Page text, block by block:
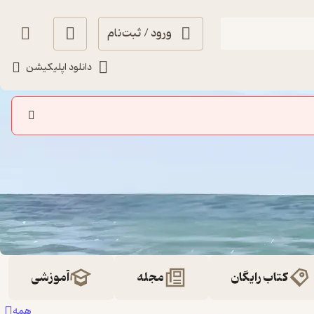
ورود / ثبت‌نام
دانلود اپلیکیشن
کتاب رایگان مجله آموزشی